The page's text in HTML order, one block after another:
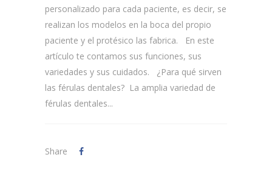
personalizado para cada paciente, es decir, se
realizan los modelos en la boca del propio
paciente y el protésico las fabrica. En este
artículo te contamos sus funciones, sus
variedades y sus cuidados. ¿Para qué sirven
las férulas dentales? La amplia variedad de
férulas dentales...
Share